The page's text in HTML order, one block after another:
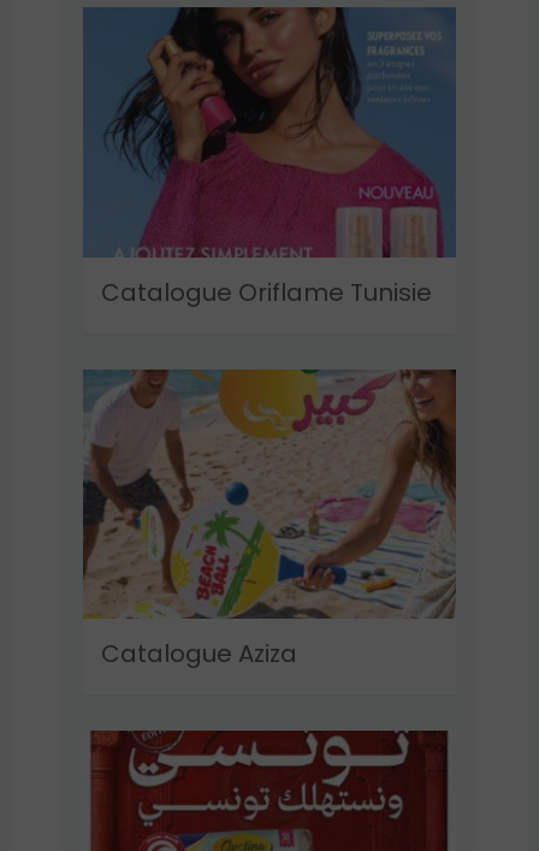
Catalogue Oriflame Tunisie
Catalogue Aziza